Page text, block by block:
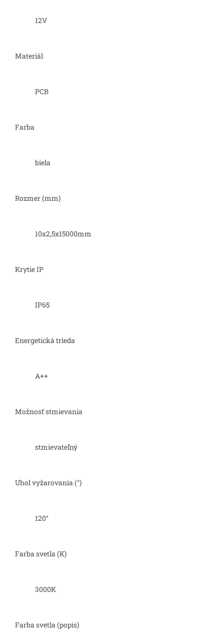
12V
Materiál
PCB
Farba
biela
Rozmer (mm)
10x2,5x15000mm
Krytie IP
IP65
Energetická trieda
A++
Možnosť stmievania
stmievateľný
Uhol vyžarovania (°)
120°
Farba svetla (K)
3000K
Farba svetla (popis)